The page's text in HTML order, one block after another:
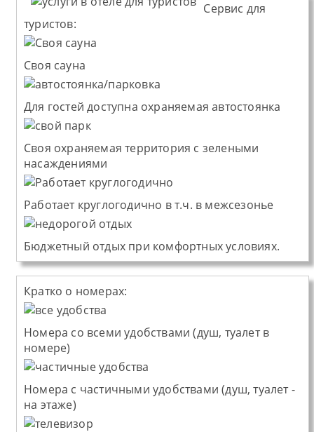
Сервис для
туристов:
Cвоя сауна
Для гостей доступна охраняемая автостоянка
Своя охраняемая территория с зелеными
насаждениями
Работает круглогодично в т.ч. в межсезонье
Бюджетный отдых при комфортных условиях.
Кратко о номерах:
Номера со всеми удобствами (душ, туалет в
номере)
Номера с частичными удобствами (душ, туалет -
на этаже)